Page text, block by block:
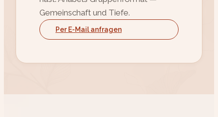
Gemeinschaft und Tiefe.
Per E-Mail anfragen